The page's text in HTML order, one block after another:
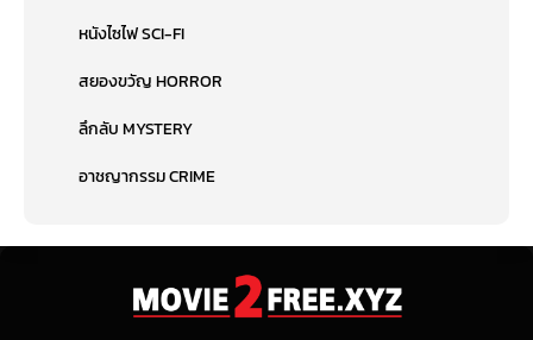
หนังไซไฟ SCI-FI
สยองขวัญ HORROR
ลึกลับ MYSTERY
อาชญากรรม CRIME